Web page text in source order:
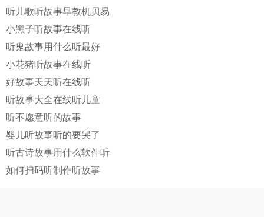
听儿歌听故事早教机贝易
小黑子听故事在线听
听鬼故事用什么听最好
小花猪听故事在线听
好故事天天听在线听
听故事大全在线听儿童
听不愿意听的故事
婴儿听故事听的要哭了
听古诗故事用什么软件听
如何扫码听制作听故事